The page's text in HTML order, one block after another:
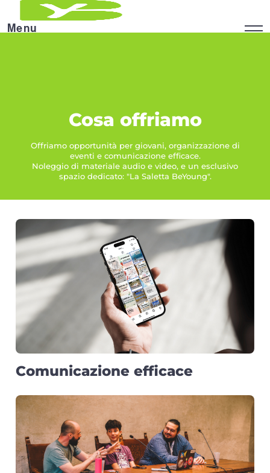
Menu
Cosa offriamo
Offriamo opportunità per giovani, organizzazione di
eventi e comunicazione efficace.
Noleggio di materiale audio e video, e un esclusivo
spazio dedicato: "La Saletta BeYoung".
Comunicazione efficace